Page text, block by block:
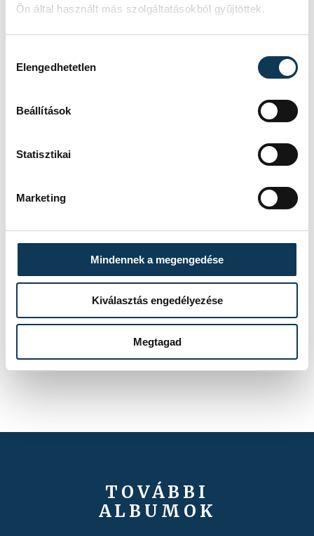
Ön által használt más szolgáltatásokból gyűjtöttek.
Elengedhetetlen
Beállítások
Statisztikai
Marketing
Mindennek a megengedése
Kiválasztás engedélyezése
Megtagad
TOVÁBBI
ALBUMOK